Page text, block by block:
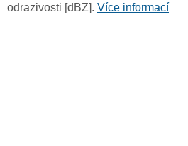
odrazivosti [dBZ]. Více informací